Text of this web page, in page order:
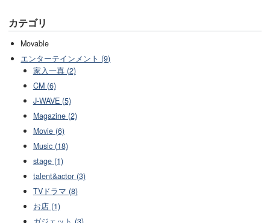
カテゴリ
Movable
エンターテインメント (9)
家入一真 (2)
CM (6)
J-WAVE (5)
Magazine (2)
Movie (6)
Music (18)
stage (1)
talent&actor (3)
TVドラマ (8)
お店 (1)